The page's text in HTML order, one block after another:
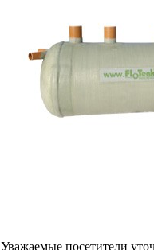
Уважаемые посетители